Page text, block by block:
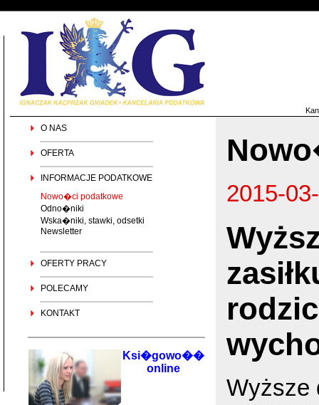
O NAS
OFERTA
INFORMACJE PODATKOWE
Nowo�ci podatkowe
Odno�niki
Wska�niki, stawki, odsetki
Newsletter
OFERTY PRACY
POLECAMY
KONTAKT
Ksi�gowo��
online
2015-
Wyższe